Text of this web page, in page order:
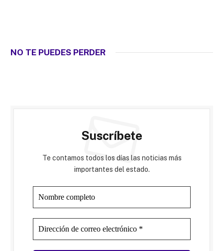
NO TE PUEDES PERDER
Suscríbete
Te contamos todos los días las noticias más
importantes del estado.